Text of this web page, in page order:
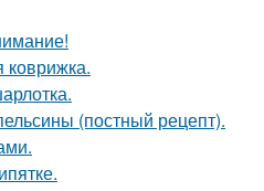
коврижка.
(постный рецепт).